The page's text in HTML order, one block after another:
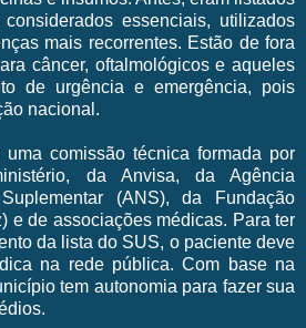
essenciais, utilizados
mais recorrentes. Estão de fora
câncer, oftalmológicos e aqueles
de urgência e emergência, pois
nacional.
comissão técnica formada por
da Anvisa, da Agência
(ANS), da Fundação
e de associações médicas. Para ter
da lista do SUS, o paciente deve
na rede pública. Com base na
tem autonomia para fazer sua